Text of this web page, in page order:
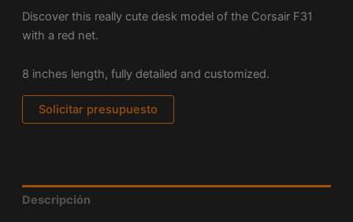
Discover this really cute desk model of the Corsair F31
with a red net.
8 inches length, fully detailed and customized.
Solicitar presupuesto
Descripción